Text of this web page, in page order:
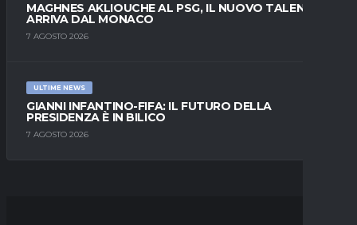
MAGHNES AKLIOUCHE AL PSG, IL NUOVO TALENTO
ARRIVA DAL MONACO
7 AGOSTO 2026
ULTIME NEWS
GIANNI INFANTINO-FIFA: IL FUTURO DELLA
PRESIDENZA È IN BILICO
7 AGOSTO 2026